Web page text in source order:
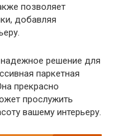
позволяет
добавляя
решение для
паркетная
прекрасно
прослужить
вашему интерьеру.